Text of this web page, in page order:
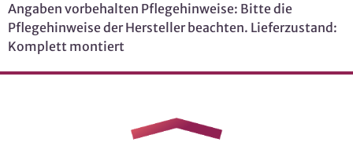
Angaben vorbehalten Pflegehinweise: Bitte die
Pflegehinweise der Hersteller beachten. Lieferzustand:
Komplett montiert